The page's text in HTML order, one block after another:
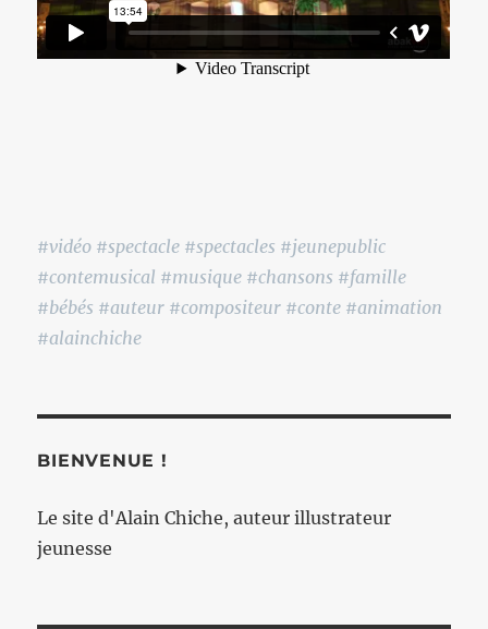
#vidéo #spectacle #spectacles #jeunepublic
#contemusical #musique #chansons #famille
#bébés #auteur #compositeur #conte #animation
#alainchiche
BIENVENUE !
Le site d'Alain Chiche, auteur illustrateur
jeunesse